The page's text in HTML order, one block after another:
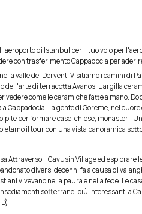
di Istanbul per il tuo volo per
con trasferimento Cappadocia per
valle del Dervent. Visitiamo i camini di
di terracotta Avanos. L'argilla
come le ceramiche fatte a mano.
La gente di Goreme, nel
per formare case, chiese, monasteri.
il tour con una vista panoramica
Attraverso il Cavusin Village ed esplorare
diversi decenni fa a causa di
vivevano nella paura e nella fede. Le
sotterranei più interessanti a